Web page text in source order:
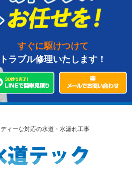
すぐに駆けつけて
トラブル修理いたします！
ィーな対応の水道・水漏れ工事